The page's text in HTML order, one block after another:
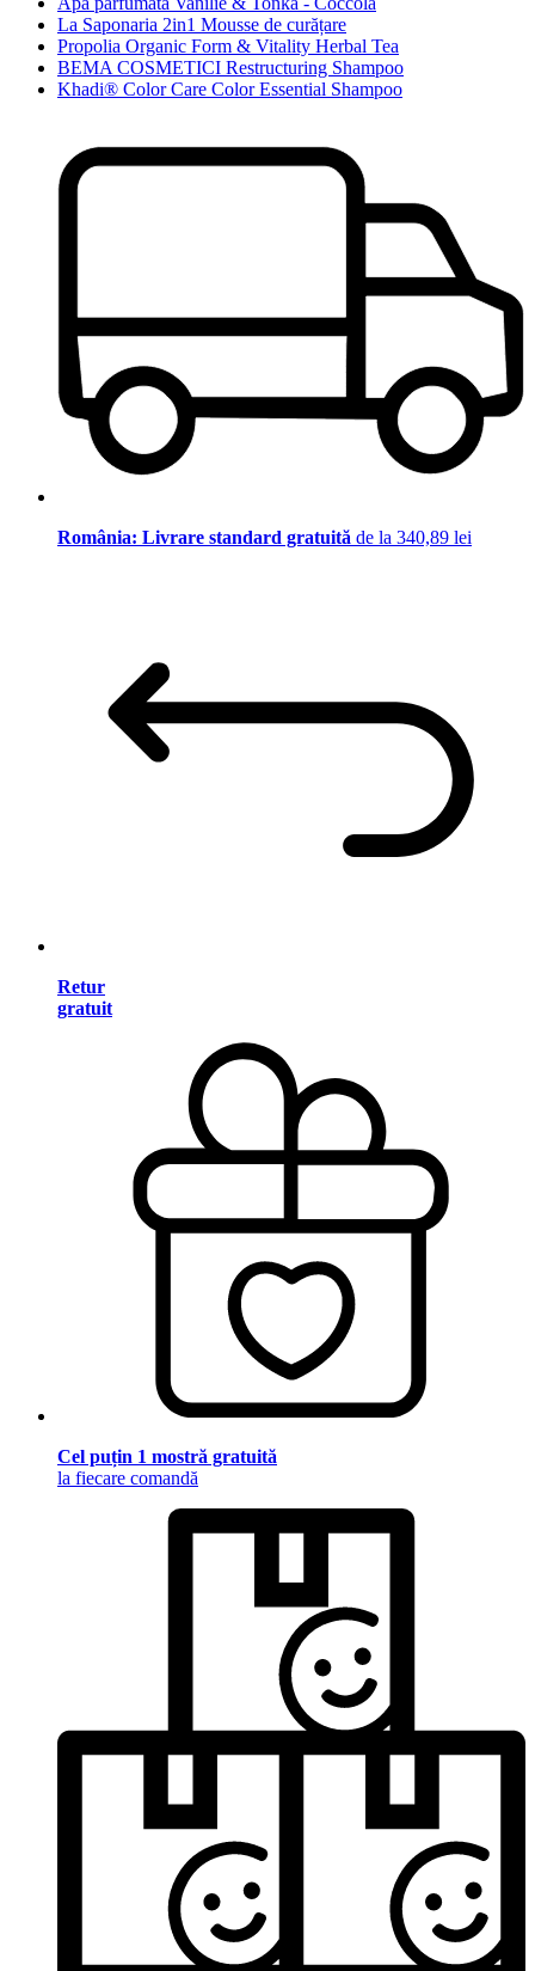
La Saponaria 2in1 Mousse de curățare
Propolia Organic Form & Vitality Herbal Tea
BEMA COSMETICI Restructuring Shampoo
Khadi® Color Care Color Essential Shampoo
România: Livrare standard gratuită de la 340,89 lei
Retur
gratuit
Cel puțin 1 mostră gratuită
la fiecare comandă